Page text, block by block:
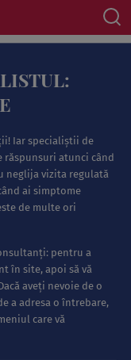
Iar specialiştii de
răspunsuri atunci când
neglija vizita regulată
ai simptome
de multe ori
pentru a
în site, apoi să vă
aveţi nevoie de o
a adresa o întrebare,
care vă